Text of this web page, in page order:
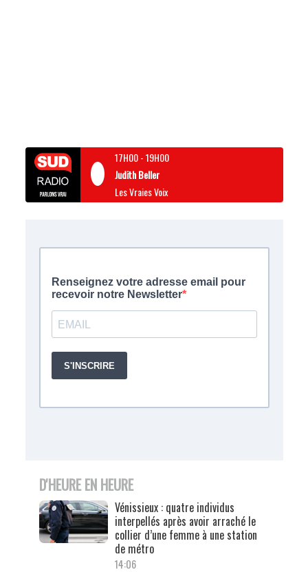
17H00-19H00
Judith Beller
Les Vraies Voix
D'HEURE EN HEURE
Vénissieux : quatre individus
interpellés après avoir arraché le
collier d’une femme à une station
de métro
14:06